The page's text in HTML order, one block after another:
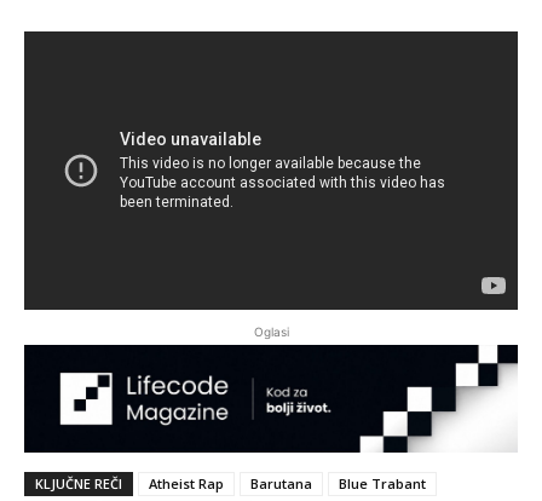
Oglasi
KLJUČNE REČI Atheist Rap Barutana
Blue Trabant